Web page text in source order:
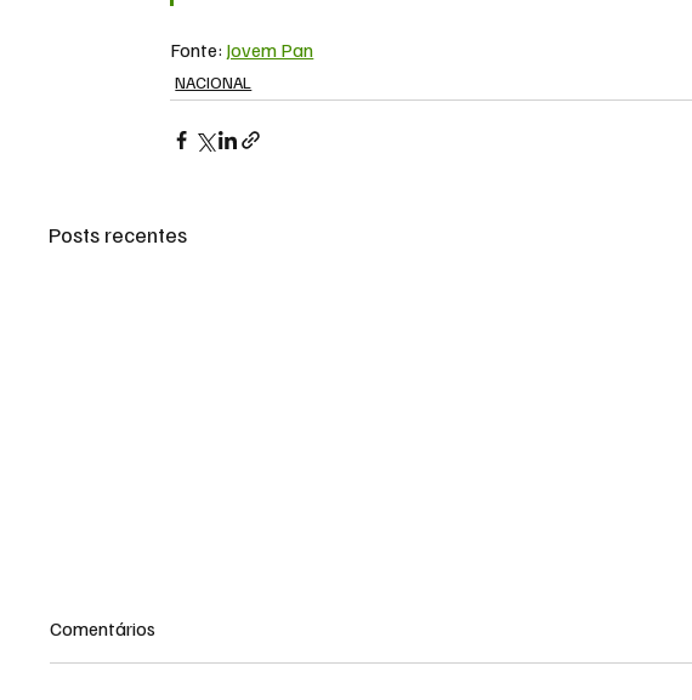
Fonte: Jovem Pan
NACIONAL
Posts recentes
Comentários